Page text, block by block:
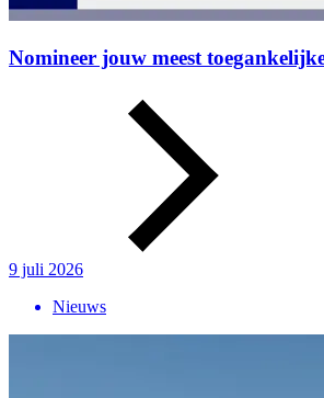
Nomineer jouw meest
9 juli 2026
Nieuws